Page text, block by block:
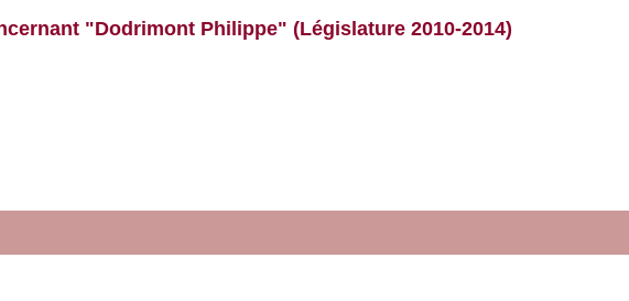
"Dodrimont Philippe" (Législature 2010-2014)